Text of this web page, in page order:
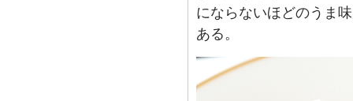
にならないほどのうま
ある。